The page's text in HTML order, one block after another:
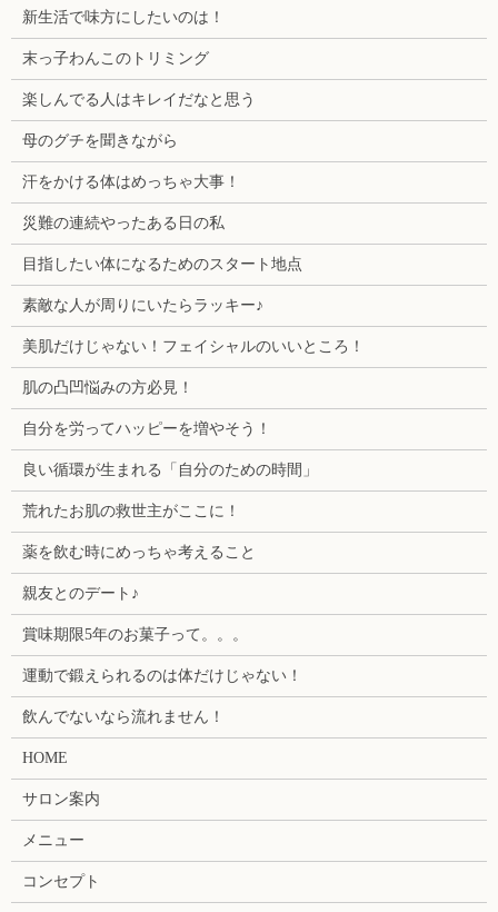
新生活で味方にしたいのは！
末っ子わんこのトリミング
楽しんでる人はキレイだなと思う
母のグチを聞きながら
汗をかける体はめっちゃ大事！
災難の連続やったある日の私
目指したい体になるためのスタート地点
素敵な人が周りにいたらラッキー♪
美肌だけじゃない！フェイシャルのいいところ！
肌の凸凹悩みの方必見！
自分を労ってハッピーを増やそう！
良い循環が生まれる「自分のための時間」
荒れたお肌の救世主がここに！
薬を飲む時にめっちゃ考えること
親友とのデート♪
賞味期限5年のお菓子って。。。
運動で鍛えられるのは体だけじゃない！
飲んでないなら流れません！
HOME
サロン案内
メニュー
コンセプト